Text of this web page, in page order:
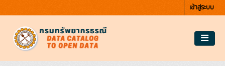
เข้าสู่ระบบ